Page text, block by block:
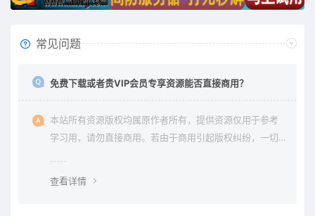
常见问题
免费下载或者贵VIP会员专享资源能否直接商用？
本站所有资源版权均属原作者所有，提供资源仅用于参考
学习用，请勿直接商用。若由于商用引起版权纠纷，一切
查看详情